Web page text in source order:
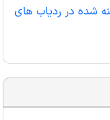
شده در ردیاب های